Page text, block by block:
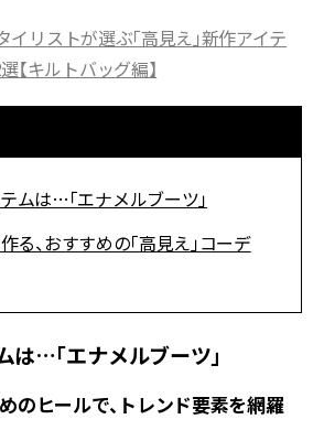
タイリストが選ぶ「高見え」新作アイテ
【キルトバッグ編】
ムは…「エナメルブーツ」
作る、おすすめの「高見え」コーデ
は…「エナメルブーツ」
のヒールで、トレンド要素を網羅